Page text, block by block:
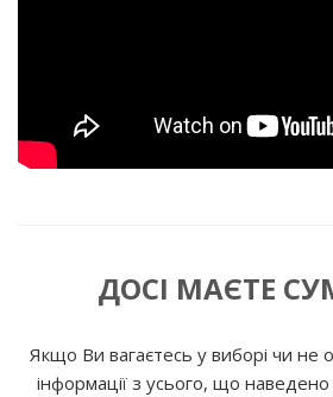
ДОСІ МАЄТЕ
Якщо Ви вагаєтесь у виборі чи не
інформації з усього, що